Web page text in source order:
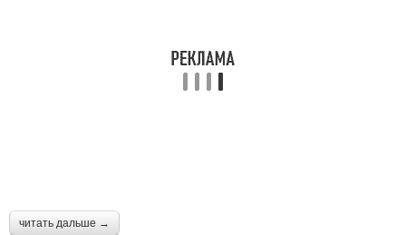
читать дальше →